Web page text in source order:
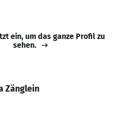
ein, um das ganze Profil zu
sehen.
Zänglein